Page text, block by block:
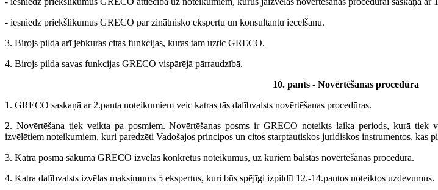
- iesniedz priekšlikumus GRECO par zinātnisko ekspertu un konsultantu iecelšanu.
3. Birojs pilda arī jebkuras citas funkcijas, kuras tam uztic GRECO.
4. Birojs pilda savas funkcijas GRECO vispārējā pārraudzībā.
10. pants - Novērtēšanas procedūra
1. GRECO saskaņā ar 2.panta noteikumiem veic katras tās dalībvalsts novērtēšanas procedūras.
2. Novērtēšana tiek veikta pa posmiem. Novērtēšanas posms ir GRECO noteikts laika periods, kurā tiek
izvēlētiem noteikumiem, kuri paredzēti Vadošajos principos un citos starptautiskos juridiskos instrumentos, kas
3. Katra posma sākumā GRECO izvēlas konkrētus noteikumus, uz kuriem balstās novērtēšanas procedūra.
4. Katra dalībvalsts izvēlas maksimums 5 ekspertus, kuri būs spējīgi izpildīt 12.-14.pantos noteiktos uzdevumus.